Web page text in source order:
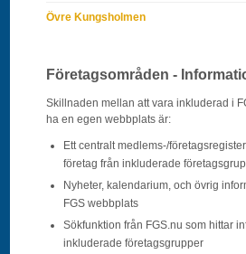
Övre Kungsholmen
Företagsområden -
Skillnaden mellan att vara inkluderad i
ha en egen webbplats är:
Ett centralt medlems-/
företag från inkluderade
Nyheter, kalendarium, och övrig
FGS webbplats
Sökfunktion från FGS.nu som hittar
inkluderade företagsgrupper